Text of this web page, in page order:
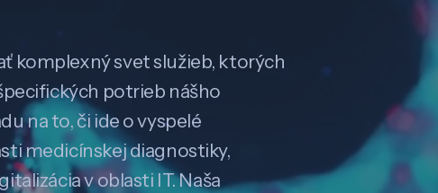
komplexný svet služieb, ktorých
potrieb nášho
na to, či ide o vyspelé
medicínskej diagnostiky,
v oblasti IT. Naša